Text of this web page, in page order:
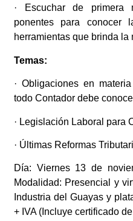
· Escuchar de primera
ponentes para conocer
herramientas que brinda la
Temas:
· Obligaciones en
todo Contador debe
· Legislación Laboral para
· Últimas Reformas
Día: Viernes 13 de
Modalidad: Presencial y
Industria del Guayas y
+ IVA (Incluye certificado